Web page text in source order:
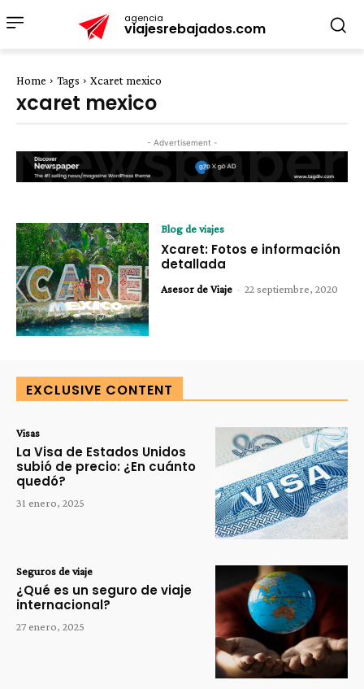
agencia
viajesrebajados.com
Home Tags Xcaret mexico
xcaret mexico
- Advertisement -
Blog de viajes
Xcaret: Fotos e información
detallada
Asesor de Viaje - 22 septiembre, 2020
EXCLUSIVE CONTENT
Visas
La Visa de Estados Unidos
subió de precio: ¿En cuánto
quedó?
31 enero, 2025
Seguros de viaje
¿Qué es un seguro de viaje
internacional?
27 enero, 2025